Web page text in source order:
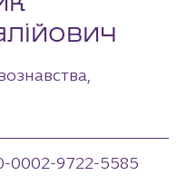
0002-9722-5585